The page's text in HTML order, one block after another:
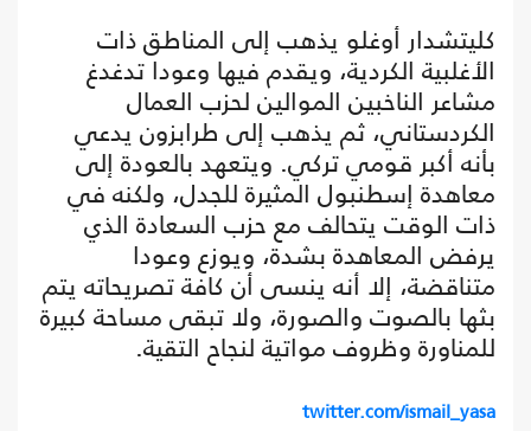
كليتشدار أوغلو يذهب إلى المناطق ذات
الأغلبية الكردية، ويقدم فيها وعودا تدغدغ
مشاعر الناخبين الموالين لحزب العمال
الكردستاني، ثم يذهب إلى طرابزون يدعي
بأنه أكبر قومي تركي. ويتعهد بالعودة إلى
معاهدة إسطنبول المثيرة للجدل، ولكنه في
ذات الوقت يتحالف مع حزب السعادة الذي
يرفض المعاهدة بشدة، ويوزع وعودا
متناقضة، إلا أنه ينسى أن كافة تصريحاته يتم
بثها بالصوت والصورة، ولا تبقى مساحة كبيرة
للمناورة وظروف مواتية لنجاح التقية.
twitter.com/ismail_yasa